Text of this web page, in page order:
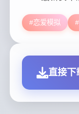
#恋爱模拟
直接下